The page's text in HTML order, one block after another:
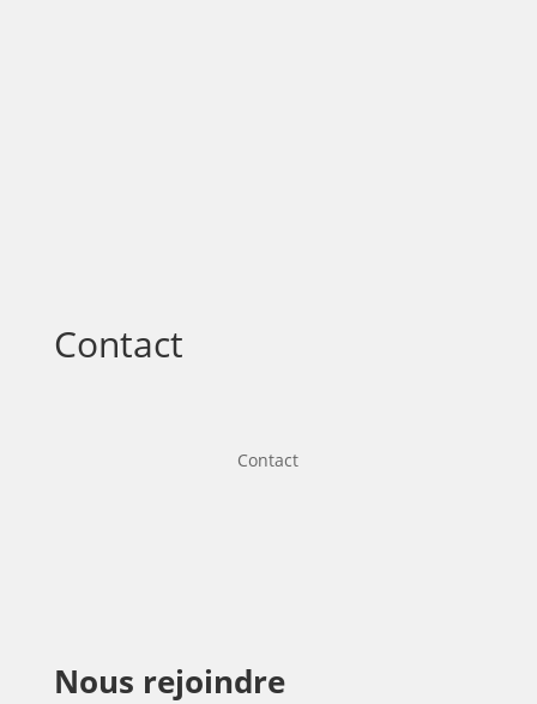
Contact
Contact
Nous rejoindre